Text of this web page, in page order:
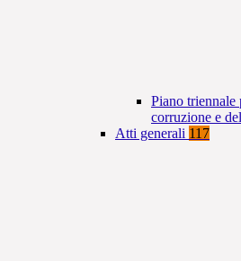
Piano triennale
corruzione e
Atti generali 117